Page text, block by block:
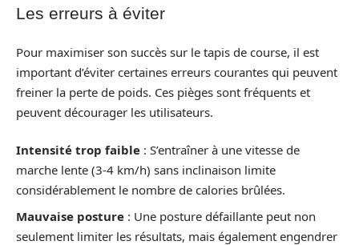
Les erreurs à éviter
Pour maximiser son succès sur le tapis de course, il est
important d’éviter certaines erreurs courantes qui peuvent
freiner la perte de poids. Ces pièges sont fréquents et
peuvent décourager les utilisateurs.
Intensité trop faible : S’entraîner à une vitesse de
marche lente (3-4 km/h) sans inclinaison limite
considérablement le nombre de calories brûlées.
Mauvaise posture : Une posture défaillante peut non
seulement limiter les résultats, mais également engendrer